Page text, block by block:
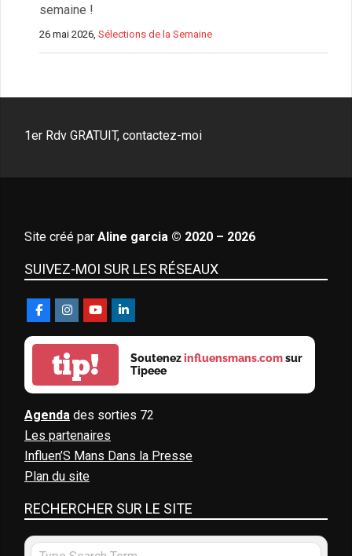
semaine !
26 mai 2026,Sélections de la Semaine
1er Rdv GRATUIT, contactez-moi
Site créé par Aline garcia © 2020 – 2026
SUIVEZ-MOI SUR LES RÉSEAUX
tip! Soutenezinfluensmans.comsur
Tipeee
Agenda des sorties 72
Les partenaires
Influen’S Mans Dans la Presse
Plan du site
RECHERCHER SUR LE SITE
Search